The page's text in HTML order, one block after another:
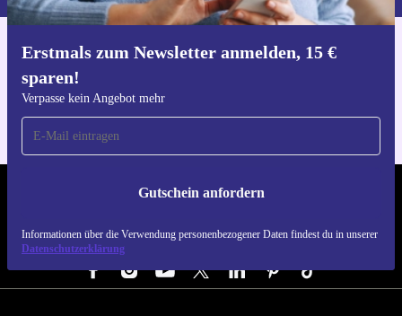
Erstmals zum Newsletter anmelden, 15 €
sparen!
Verpasse kein Angebot mehr
Gutschein anfordern
Informationen über die Verwendung personenbezogener Daten findest du in unserer
Datenschutzerklärung
Hol dir die refurbed-App
REFURBED DEUTSCHLAND - RETHINK NEW.
FOLGE UNS